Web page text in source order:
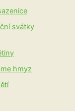
svátky
hmyz